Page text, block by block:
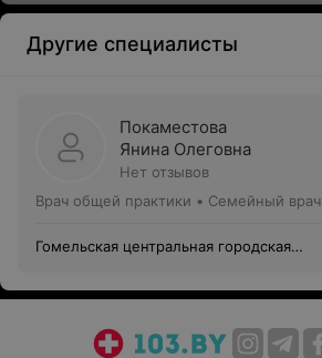
Другие специалисты
Покаместова
Янина Олеговна
Нет отзывов
Врач общей практики • Семейный врач
Гомельская центральная городская